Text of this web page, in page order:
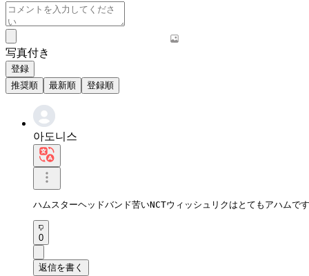
写真付き
登録
推奨順
最新順 登録順
아도니스
ハムスターヘッドバンド苦いNCTウィッシュリクはとてもアハム
0
返信を書く